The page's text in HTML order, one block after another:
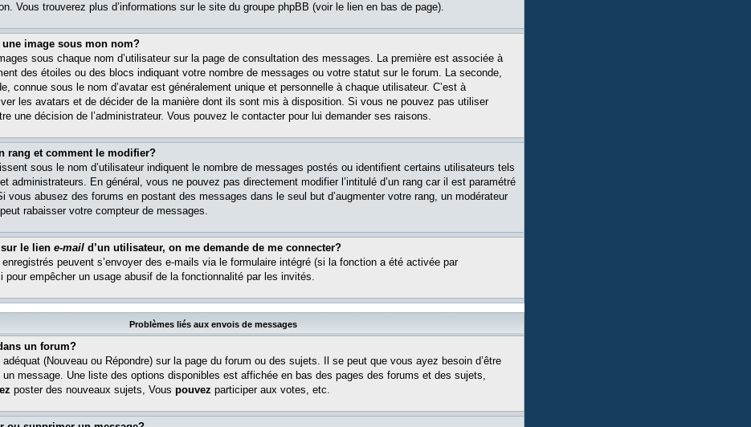
Vous trouverez plus d’informations sur le site du groupe phpBB (voir le lien en bas de page).
image sous mon nom?
sous chaque nom d’utilisateur sur la page de consultation des messages. La première est associée à
des étoiles ou des blocs indiquant votre nombre de messages ou votre statut sur le forum. La seconde,
connue sous le nom d’avatar est généralement unique et personnelle à chaque utilisateur. C’est à
les avatars et de décider de la manière dont ils sont mis à disposition. Si vous ne pouvez pas utiliser
une décision de l’administrateur. Vous pouvez le contacter pour lui demander ses raisons.
rang et comment le modifier?
sous le nom d’utilisateur indiquent le nombre de messages postés ou identifient certains utilisateurs tels
administrateurs. En général, vous ne pouvez pas directement modifier l’intitulé d’un rang car il est paramétré
vous abusez des forums en postant des messages dans le seul but d’augmenter votre rang, un modérateur
rabaisser votre compteur de messages.
le lien e-mail d’un utilisateur, on me demande de me connecter?
peuvent s’envoyer des e-mails via le formulaire intégré (si la fonction a été activée par
pour empêcher un usage abusif de la fonctionnalité par les invités.
Problèmes liés aux envois de messages
un forum?
(Nouveau ou Répondre) sur la page du forum ou des sujets. Il se peut que vous ayez besoin d’être
un message. Une liste des options disponibles est affichée en bas des pages des forums et des sujets,
poster des nouveaux sujets, Vous pouvez participer aux votes, etc.